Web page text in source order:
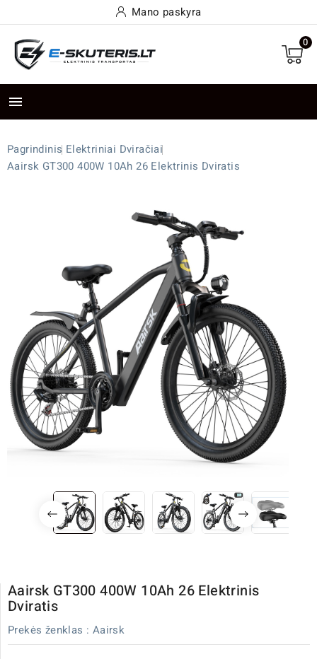
Mano paskyra
0

Pagrindinis Elektriniai Dviračiai
Aairsk GT300 400W 10Ah 26 Elektrinis Dviratis
Aairsk GT300 400W 10Ah 26 Elektrinis
Dviratis
Prekės ženklas : Aairsk